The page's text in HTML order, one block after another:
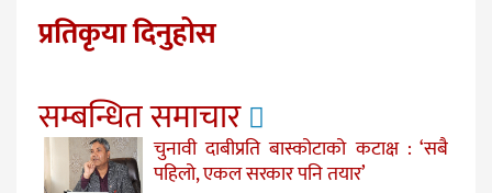
प्रतिकृया दिनुहोस
सम्बन्धित समाचार
चुनावी दाबीप्रति बास्कोटाको कटाक्ष : ‘सबै
पहिलो, एकल सरकार पनि तयार’